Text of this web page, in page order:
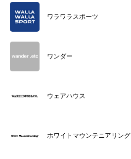
ワラワラスポーツ
ワンダー
ウェアハウス
ホワイトマウンテニアリング